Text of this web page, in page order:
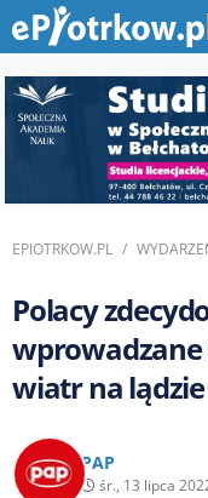
EPIOTRKOW.PL
Polacy
wiatr na lądzie
PAP
śr., 13 lipca